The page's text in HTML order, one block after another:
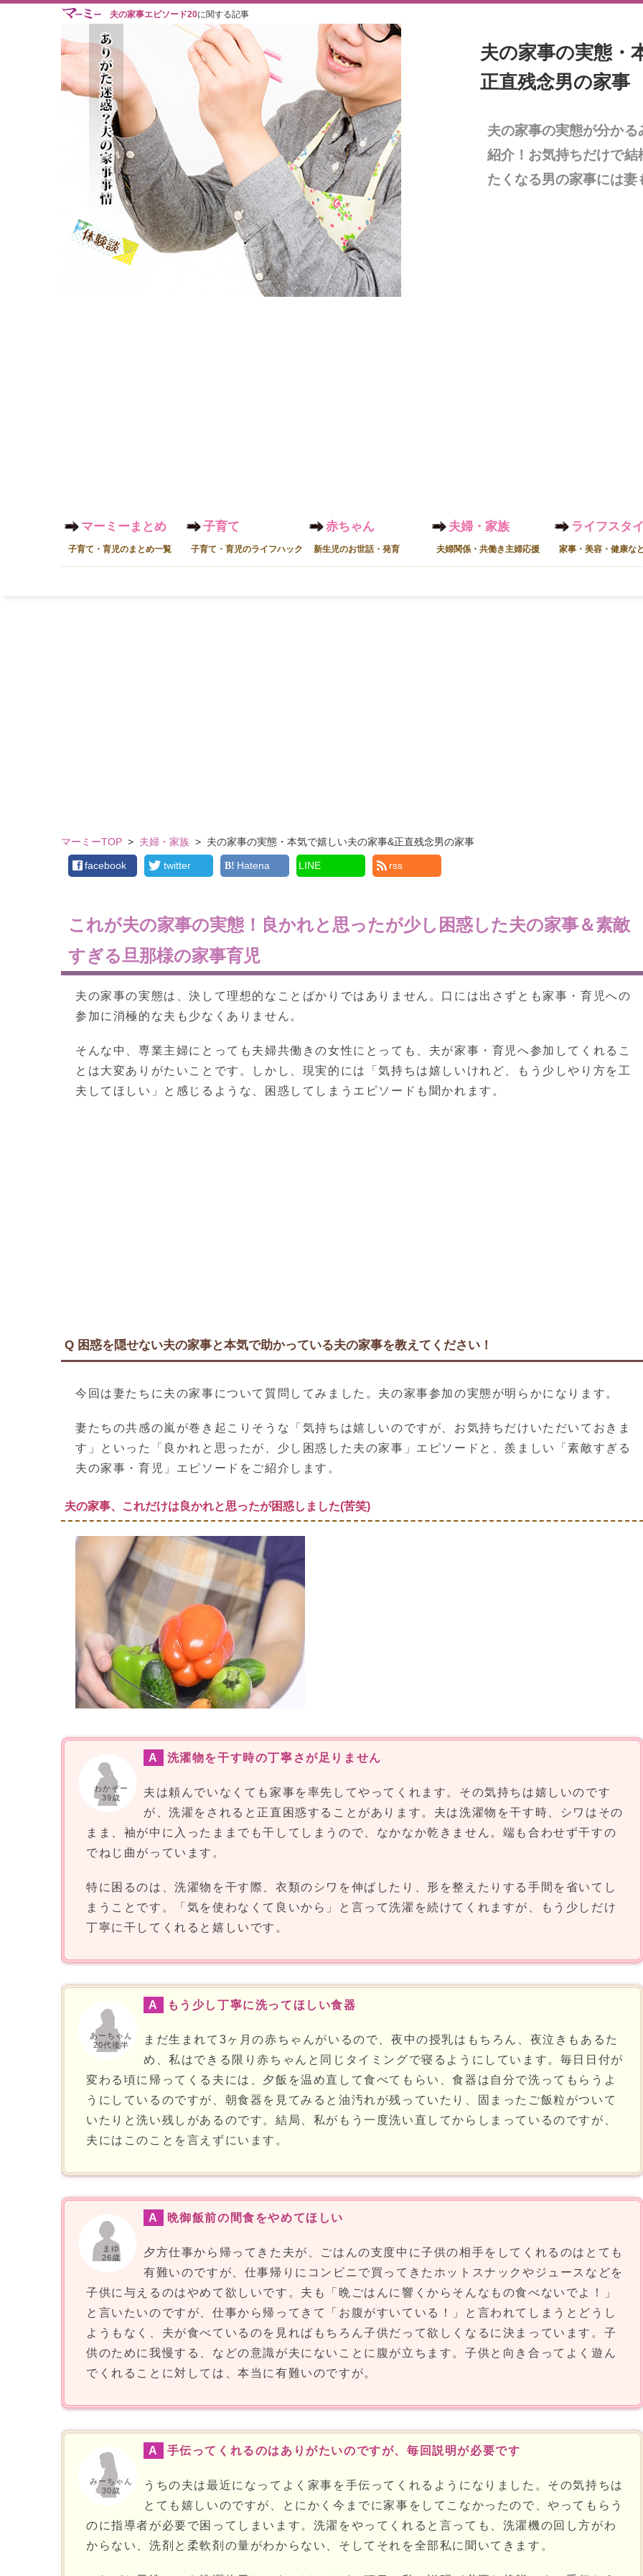
夫の家事エピソード20に関する記事
夫の家事の実態・
正直残念男の家事
夫の家事の実態が分か
紹介！お気持ちだけで
たくなる男の家事には妻
マーミーまとめ
子育て・育児のまとめ一覧
子育て
子育て・育児のライフハック
赤ちゃん
新生児のお世話・発育
夫婦・家族
夫婦関係・共働き主婦応援
ライフスタ
家事・美容・健康な
マーミーTOP > 夫婦・家族 > 夫の家事の実態・本気で嬉しい夫の家事&正直残念男の家事
facebook twitter Hatena LINE rss
これが夫の家事の実態！良かれと思ったが少し困惑した夫の家事＆素敵
すぎる旦那様の家事育児
夫の家事の実態は、決して理想的なことばかりではありません。口には出さずとも家事・育児への
参加に消極的な夫も少なくありません。
そんな中、専業主婦にとっても夫婦共働きの女性にとっても、夫が家事・育児へ参加してくれるこ
とは大変ありがたいことです。しかし、現実的には「気持ちは嬉しいけれど、もう少しやり方を工
夫してほしい」と感じるような、困惑してしまうエピソードも聞かれます。
Q 困惑を隠せない夫の家事と本気で助かっている夫の家事を教えてください！
今回は妻たちに夫の家事について質問してみました。夫の家事参加の実態が明らかになります。
妻たちの共感の嵐が巻き起こりそうな「気持ちは嬉しいのですが、お気持ちだけいただいておきま
す」といった「良かれと思ったが、少し困惑した夫の家事」エピソードと、羨ましい「素敵すぎる
夫の家事・育児」エピソードをご紹介します。
夫の家事、これだけは良かれと思ったが困惑しました(苦笑)
わかぞー
39歳
A 洗濯物を干す時の丁寧さが足りません
夫は頼んでいなくても家事を率先してやってくれます。その気持ちは嬉しいのです
が、洗濯をされると正直困惑することがあります。夫は洗濯物を干す時、シワはその
まま、袖が中に入ったままでも干してしまうので、なかなか乾きません。端も合わせず干すの
でねじ曲がっています。
特に困るのは、洗濯物を干す際、衣類のシワを伸ばしたり、形を整えたりする手間を省いてし
まうことです。「気を使わなくて良いから」と言って洗濯を続けてくれますが、もう少しだけ
丁寧に干してくれると嬉しいです。
あーちゃん
20代後半
A もう少し丁寧に洗ってほしい食器
まだ生まれて3ヶ月の赤ちゃんがいるので、夜中の授乳はもちろん、夜泣きもあるた
め、私はできる限り赤ちゃんと同じタイミングで寝るようにしています。毎日日付が
変わる頃に帰ってくる夫には、夕飯を温め直して食べてもらい、食器は自分で洗ってもらうよ
うにしているのですが、朝食器を見てみると油汚れが残っていたり、固まったご飯粒がついて
いたりと洗い残しがあるのです。結局、私がもう一度洗い直してからしまっているのですが、
夫にはこのことを言えずにいます。
まゆ
26歳
A 晩御飯前の間食をやめてほしい
夕方仕事から帰ってきた夫が、ごはんの支度中に子供の相手をしてくれるのはとても
有難いのですが、仕事帰りにコンビニで買ってきたホットスナックやジュースなどを
子供に与えるのはやめて欲しいです。夫も「晩ごはんに響くからそんなもの食べないでよ！」
と言いたいのですが、仕事から帰ってきて「お腹がすいている！」と言われてしまうとどうし
ようもなく、夫が食べているのを見ればもちろん子供だって欲しくなるに決まっています。子
供のために我慢する、などの意識が夫にないことに腹が立ちます。子供と向き合ってよく遊ん
でくれることに対しては、本当に有難いのですが。
みーちゃん
30歳
A 手伝ってくれるのはありがたいのですが、毎回説明が必要です
うちの夫は最近になってよく家事を手伝ってくれるようになりました。その気持ちは
とても嬉しいのですが、とにかく今までに家事をしてこなかったので、やってもらう
のに指導者が必要で困ってしまいます。洗濯をやってくれると言っても、洗濯機の回し方がわ
からない、洗剤と柔軟剤の量がわからない、そしてそれを全部私に聞いてきます。